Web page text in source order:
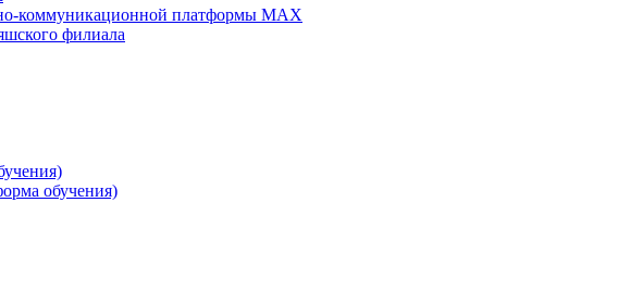
коммуникационной платформы MAX
филиала
обучения)